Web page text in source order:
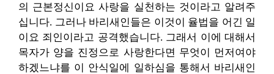
의 근본정신이요 사랑을 실천하는 것이라고 알려주
십니다. 그러나 바리새인들은 이것이 율법을 어긴 일
이요 죄인이라고 공격했습니다. 그래서 이에 대해서
목자가 양을 진정으로 사랑한다면 무엇이 먼저여야
하겠느냐를 이 안식일에 일하심을 통해서 바리새인